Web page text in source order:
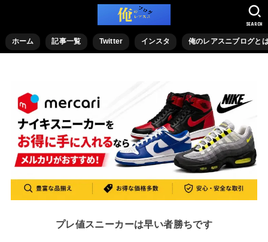
ホーム 記事一覧 Twitter インスタ 俺のレアスニブログと
SEARCH
プレ値スニーカーは早い者勝ちです